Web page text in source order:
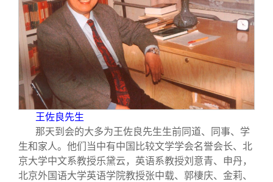
校友讲坛
校友视界
实用信息
总会章程
理事会名单
制度法规
王佐良先生
那天到会的大多为王佐良先生生前同道、同事、学
生和家人。他们当中有中国比较文学学会名誉会长、北
京大学中文系教授乐黛云，英语系教授刘意青、申丹，
北京外国语大学英语学院教授张中载、郭棲庆、金莉、